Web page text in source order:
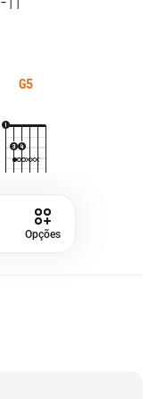
G5
Opções